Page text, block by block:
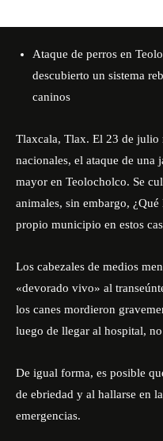
Ataque de perros en
descubierto un sistema
caninos
Tlaxcala, Tlax. El 23 de julio
nacionales, el ataque de una
mayor en Teolocholco. Se
animales, sin embargo,
propio municipio en estos
Los cabezales de medios
«devorado vivo» al
los canes mordieron
luego de llegar al hospital,
De igual forma, es posible
de ebriedad y al hallarse en
emergencias.